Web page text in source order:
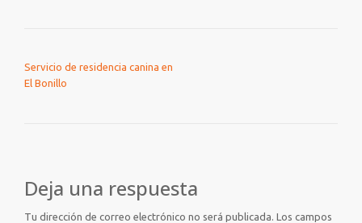
Servicio de residencia canina en
El Bonillo
Deja una respuesta
Tu dirección de correo electrónico no será publicada. Los campos